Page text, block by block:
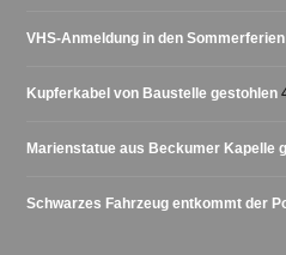
VHS-Anmeldung in den Sommerferien
Kupferkabel von Baustelle gestohlen
Marienstatue aus Beckumer Kapelle
Schwarzes Fahrzeug entkommt der